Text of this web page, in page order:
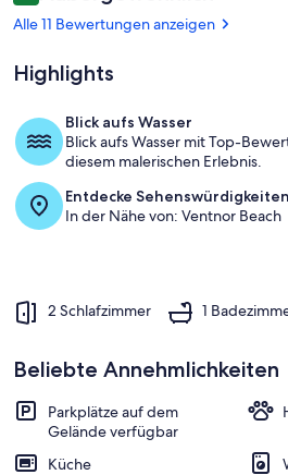
renovation
Speisen
Alle 11 Bewertungen anzeigen
Highlights
Blick aufs Wasser
Blick aufs Wasser mit Top-
diesem malerischen Erlebnis.
Entdecke
In der Nähe von: Ventnor Beach
2 Schlafzimmer 1
Beliebte Annehmlichkeiten
Parkplätze auf dem
Gelände verfügbar
Küche